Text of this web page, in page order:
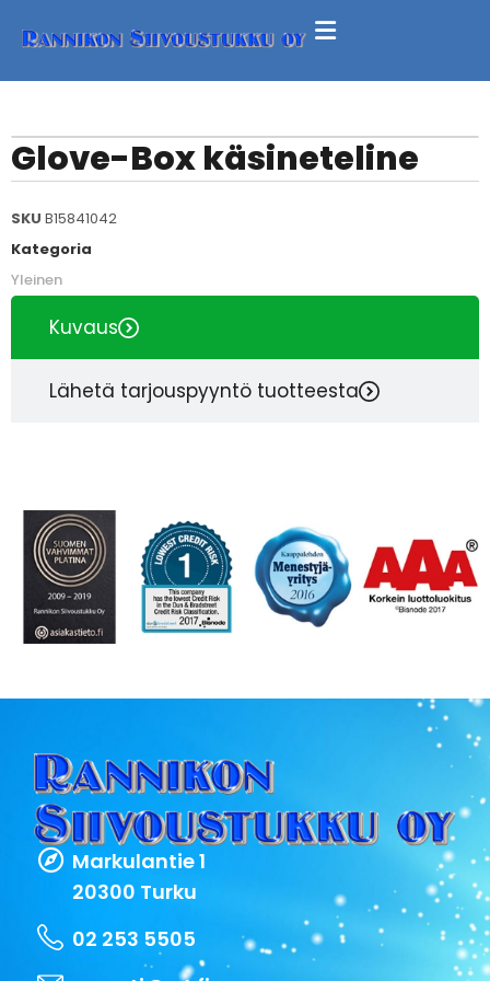
Glove-Box käsineteline
SKU B15841042
Kategoria
Yleinen
Kuvaus
Lähetä tarjouspyyntö tuotteesta
Markulantie 1
20300 Turku
02 253 5505